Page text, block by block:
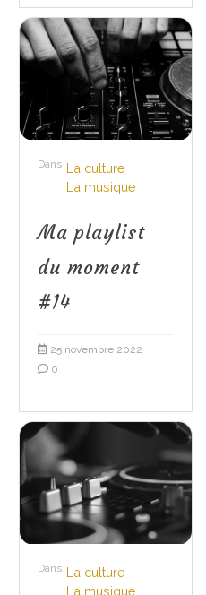
Dans La culture
La musique
Ma playlist
du moment
#14
25 novembre 2022
0
Dans La culture
La musique